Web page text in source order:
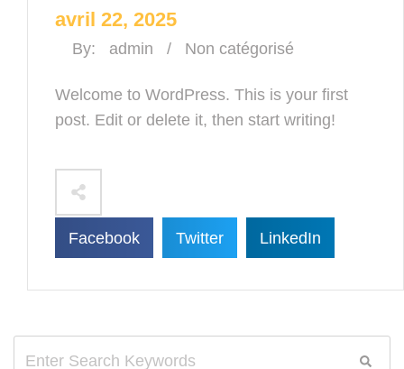
avril 22, 2025
By: admin / Non catégorisé
Welcome to WordPress. This is your first
post. Edit or delete it, then start writing!
Facebook Twitter LinkedIn